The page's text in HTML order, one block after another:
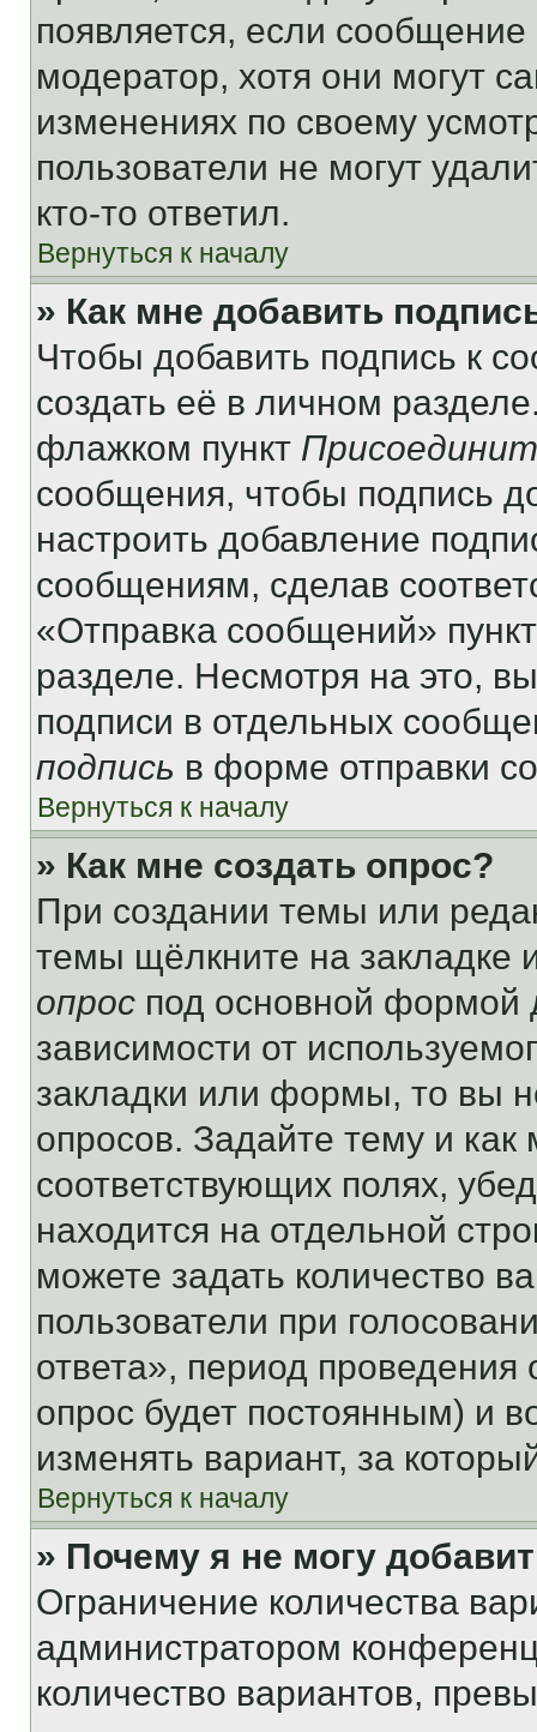
появляется, если
модератор, хотя они могут
изменениях по своему
пользователи не могут
кто-то ответил.
Вернуться к началу
» Как мне добавить
Чтобы добавить подпись к
создать её в личном
флажком пункт
сообщения, чтобы подпись
настроить добавление
сообщениям, сделав
«Отправка сообщений»
разделе. Несмотря на это,
подписи в отдельных
подпись в форме отправки
Вернуться к началу
» Как мне создать опрос?
При создании темы или
темы щёлкните на
опрос под основной формой
зависимости от
закладки или формы, то вы
опросов. Задайте тему и
соответствующих полях,
находится на отдельной
можете задать количество
пользователи при
ответа», период проведения
опрос будет постоянным) и
изменять вариант, за
Вернуться к началу
» Почему я не могу
Ограничение количества
администратором
количество вариантов,